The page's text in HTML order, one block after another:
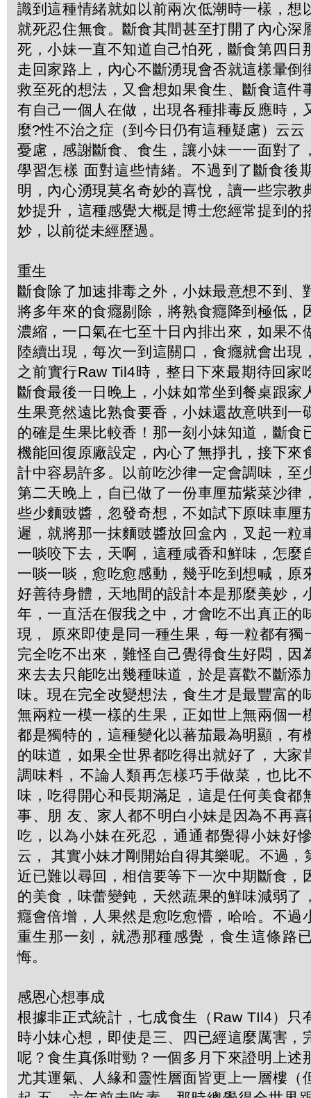
識到這種情緒就如以前兩次低潮時一樣，想
就死忍住無食。斷食其間甚至打開了內心深
死，小妹一直不知道自己怕死，斷食第四日
走回家路上，內心不斷湧現會否就這樣暈倒
救至死的想法，又會想如果食生、斷食這件
有自己一個人在做，出現各種排毒反應時，
麼?性不治之症（到今日仍有這種疑慮）云
憂慮，感謝斷食、食生，讓小妹一一面對了
學習怎樣 面對這些情緒。不過到了斷食後
明，內心湧現莫名奇妙的喜悅，讀一些宗教
妙提升，這種感覺大概是博士您經常提到的
妙，以前從未經歷過。
重生
斷食除了加速排毒之外，小妹最意想不到、
將多年來的食癮剔除，將熟食癮降到極低，
濃縮，一口氣在七至十日內排出來，如果不
陸續出現，每次一到這關口，食癮就會出現
之前實行Raw Til4時，整日下來最期待回家
斷食最後一日晚上，小妹如常坐到餐桌跟家
生果竟然遠比熟食要香，小妹還故意哄到一
的確是生果比較香！那一刻小妹知道，斷食
機能回復原廠設定，內心了無掙扎，接下來
計中容易許多。以前吃沙律一定會調味，至
第二天晚上，自已做了一份車厘茄紫菜沙律
些少麵豉醬，忽發奇想，不如試下原味車厘
遲，就將那一抹麵豉醬放回盒內，叉起一粒
一啖咬下去，天啊，這種咸香和鮮味，怎麼
一啖一啖，愈吃愈感動，幾乎吃到想喊，原
好善待身體，天地間的設計本是那麼美妙，
年，一直活在假我之中，才會吃不出真正的
現， 原來即使是同一種生果，每一粒都有獨
完全吃不出來，難怪自己覺得食生好悶，因
來去去只能吃出幾種味道，於是喜歡不斷添
味。現在完全改變想法，食生才是最豐富的
無兩粒一模一樣的生果，正如世上無兩個一
都是獨特的，這種變化以蕃茄最為明顯，有
的味道，如果全世界都吃得出就好了，大家
調味料，不論人類再怎樣巧手做菜，也比
味，吃得開心和長期滿足，這是任何美食都
事、朋 友、家人都不明白小妹是因為不再
吃，以為小妹在死忍，通通都覺得小妹好
云， 其實小妹才剛開始自得其樂呢。不過，
近已難以尋回，相信要等下一次中期斷食，
的美食，味蕾變鈍，天然蔬果的鮮味減弱了
癮會倍增，人果然是愈吃愈懵，哈哈。不過
重生那一刻，就憑那種感覺，食生這條路
悔。
感恩心想事成
根據非正式統計，七成食生（Raw TIl4）只
時小妹心想，即使是三、四已經這麼厲害，
呢？食生真係咁勁？一個多月下來證明上述
尤其運氣、人緣和靈性層面皆更上一層樓（